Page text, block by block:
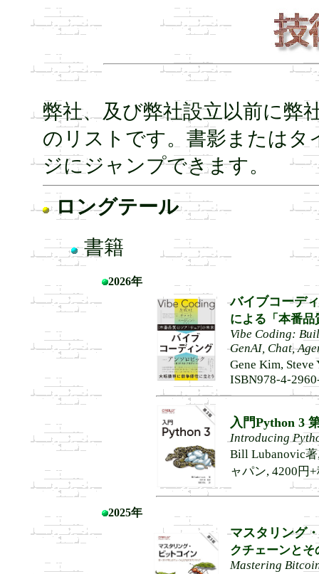
弊社、及び弊社設立以前に弊
のリストです。書影または
ジにジャンプできます。
ロングテール
書籍
2026年
バイブコーデ
による「本番
Vibe Coding:
GenAI, Chat,
Gene Kim,
ISBN978-4-
入門Python 3
Introducing
Bill Lubanovic
ャパン, 4200円
2025年
マスタリング
クチェーンと
Mastering